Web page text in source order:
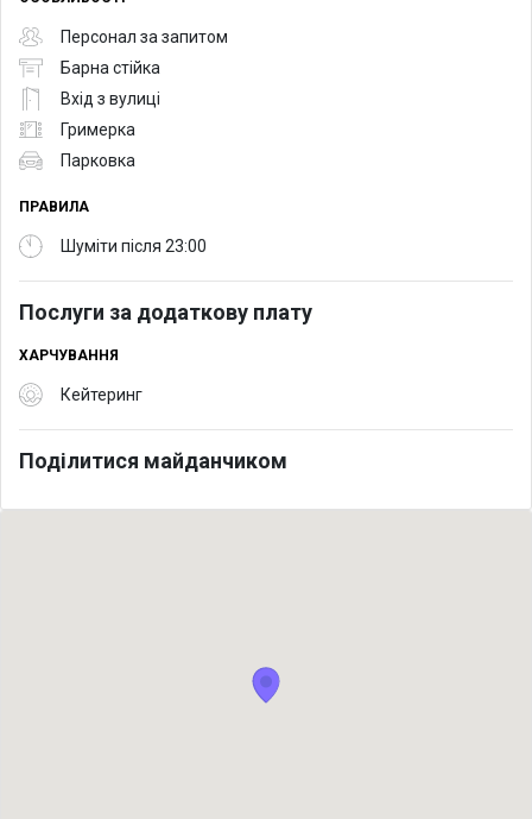
Персонал за запитом
Барна стійка
Вхід з вулиці
Гримерка
Парковка
ПРАВИЛА
Шуміти після 23:00
Послуги за додаткову плату
ХАРЧУВАННЯ
Кейтеринг
Поділитися майданчиком